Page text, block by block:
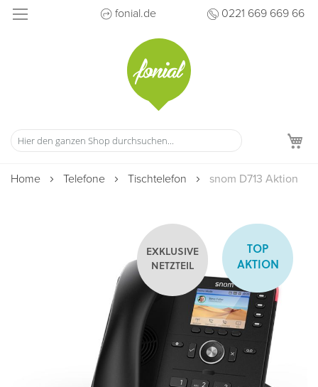
Direkt
fonial.de 0221 669 669 66
Home Telefone Tischtelefon snom D713 Aktion
TOP
AKTION
EXKLUSIVE
NETZTEIL